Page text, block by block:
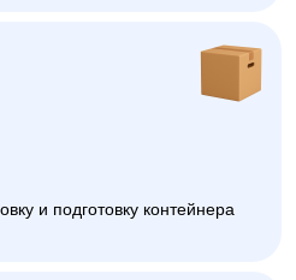
и подготовку контейнера